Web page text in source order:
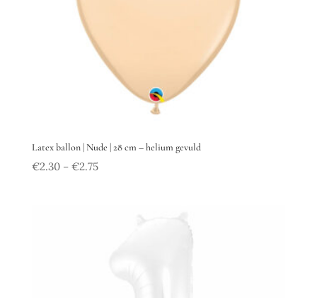
Latex ballon | Nude | 28 cm – helium gevuld
€2.30– €2.75